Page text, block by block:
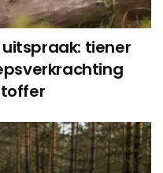
tiener